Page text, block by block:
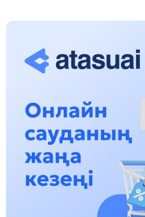
«Zań kerýeni» jobasy: Abaı
17:31, 31 Shilde 2026
13:13, 30 Shilde 2026
Asqat Asylbekov: Kúshti
kerek!
12:01, 28 Shilde 2026
Abzal Dostıar: Dýman
túrmesine aýystyrýy múmkin